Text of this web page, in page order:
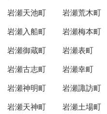
岩瀬天池町
岩瀬荒木町
岩瀬入船町
岩瀬梅本町
岩瀬御蔵町
岩瀬表町
岩瀬古志町
岩瀬幸町
岩瀬神明町
岩瀬諏訪町
岩瀬天神町
岩瀬土場町